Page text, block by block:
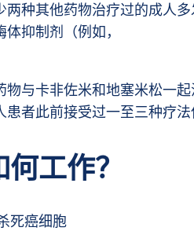
两种其他药物治疗过的成人
抑制剂（例如，
物与卡非佐米和地塞米松一
患者此前接受过一至三种疗
工作？
死癌细胞